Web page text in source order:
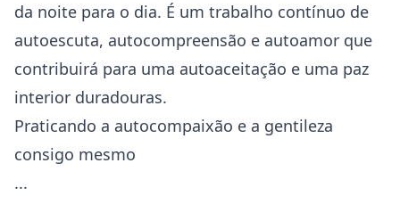
da noite para o dia. É um trabalho contínuo de
autoescuta, autocompreensão e autoamor que
contribuirá para uma autoaceitação e uma paz
interior duradouras.
Praticando a autocompaixão e a gentileza
consigo mesmo
...